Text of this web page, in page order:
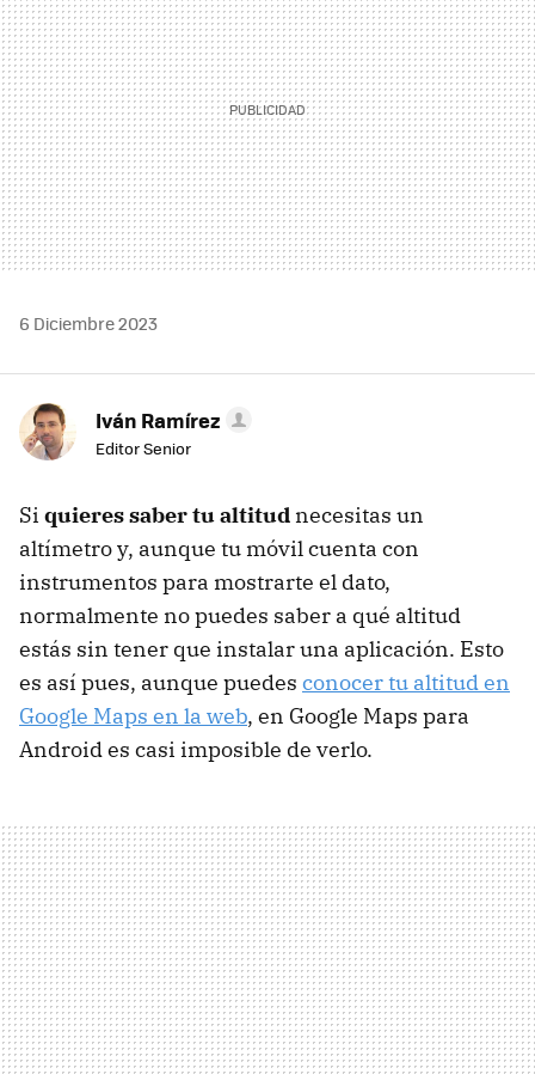
6 Diciembre 2023
Iván Ramírez
Editor Senior
Si quieres saber tu altitud necesitas un
altímetro y, aunque tu móvil cuenta con
instrumentos para mostrarte el dato,
normalmente no puedes saber a qué altitud
estás sin tener que instalar una aplicación. Esto
es así pues, aunque puedes conocer tu altitud en
Google Maps en la web, en Google Maps para
Android es casi imposible de verlo.